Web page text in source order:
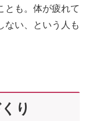
とも。体が疲れて
ない、という人も
り